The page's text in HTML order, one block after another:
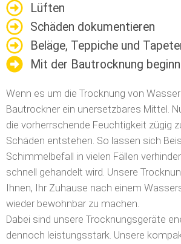
Lüften
Schäden dokumentieren
Beläge, Teppiche und
Mit der Bautrocknung
Wenn es um die Trocknung von
Bautrockner ein unersetzbares Mittel.
die vorherrschende Feuchtigkeit zügig
Schäden entstehen. So lassen sich
Schimmelbefall in vielen Fällen
schnell gehandelt wird. Unsere
Ihnen, Ihr Zuhause nach einem
wieder bewohnbar zu machen.
Dabei sind unsere Trocknungsgeräte
dennoch leistungsstark. Unsere